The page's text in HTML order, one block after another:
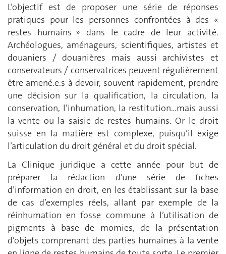
L’objectif est de proposer une série de réponses
pratiques pour les personnes confrontées à des «
restes humains » dans le cadre de leur activité.
Archéologues, aménageurs, scientifiques, artistes et
douaniers / douanières mais aussi archivistes et
conservateurs / conservatrices peuvent régulièrement
être amené.e.s à devoir, souvent rapidement, prendre
une décision sur la qualification, la circulation, la
conservation, l’inhumation, la restitution…mais aussi
la vente ou la saisie de restes humains. Or le droit
suisse en la matière est complexe, puisqu’il exige
l’articulation du droit général et du droit spécial.
La Clinique juridique a cette année pour but de
préparer la rédaction d’une série de fiches
d’information en droit, en les établissant sur la base
de cas d’exemples réels, allant par exemple de la
réinhumation en fosse commune à l’utilisation de
pigments à base de momies, de la présentation
d’objets comprenant des parties humaines à la vente